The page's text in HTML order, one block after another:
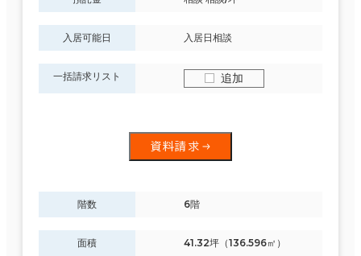
入居可能日 入居日相談
一括請求リスト 追加
資料請求
階数 6階
面積 41.32坪（136.596㎡）